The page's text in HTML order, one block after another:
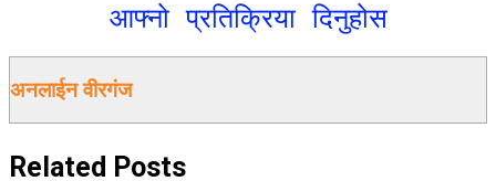
आफ्नो प्रतिक्रिया दिनुहोस
अनलाईन वीरगंज
Related Posts